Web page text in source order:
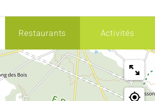
Restaurants Activités